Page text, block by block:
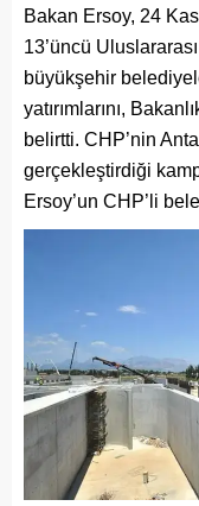
Bakan Ersoy, 24
13’üncü
büyükşehir
yatırımlarını,
belirtti. CHP’nin
gerçekleştirdiği
Ersoy’un CHP’li